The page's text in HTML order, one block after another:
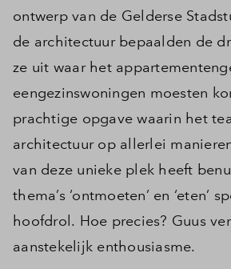
ontwerp van de Gelderse
de architectuur bepaalden de
ze uit waar het
eengezinswoningen moesten
prachtige opgave waarin het
architectuur op allerlei
van deze unieke plek heeft
thema’s ‘ontmoeten’ en ‘eten’
hoofdrol. Hoe precies? Guus
aanstekelijk enthousiasme.